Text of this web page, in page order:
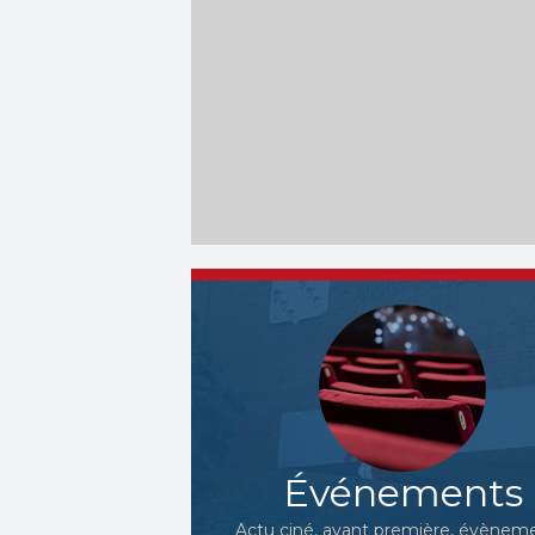
Événements
Actu ciné, avant première,